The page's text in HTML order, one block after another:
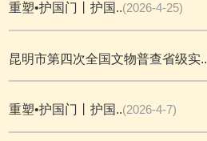
重塑•护国门丨护国..(2026-4-25)
昆明市第四次全国文物普查省级实..
重塑•护国门丨护国..(2026-4-7)